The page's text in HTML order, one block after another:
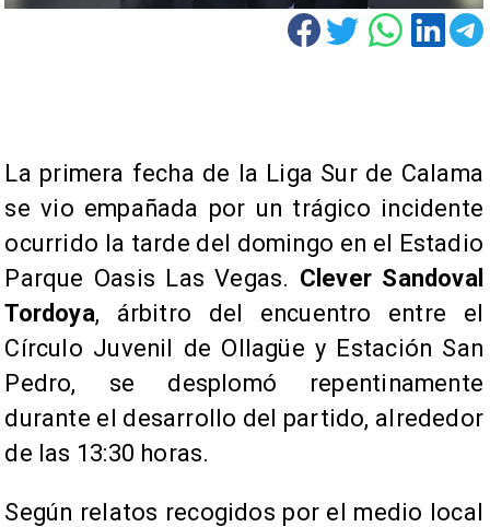
​La primera fecha de la Liga Sur de Calama
se vio empañada por un trágico incidente
ocurrido la tarde del domingo en el Estadio
Parque Oasis Las Vegas. Clever Sandoval
Tordoya, árbitro del encuentro entre el
Círculo Juvenil de Ollagüe y Estación San
Pedro, se desplomó repentinamente
durante el desarrollo del partido, alrededor
de las 13:30 horas.
​Según relatos recogidos por el medio local